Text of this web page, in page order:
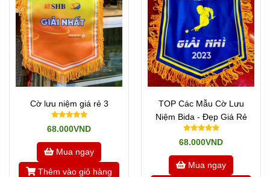
Cờ lưu niệm giá rẻ 3
68.000VND
Mua ngay
Thêm vào giỏ hàng
TOP Các Mẫu Cờ Lưu
Niệm Bida - Đẹp Giá Rẻ
68.000VND
Mua ngay